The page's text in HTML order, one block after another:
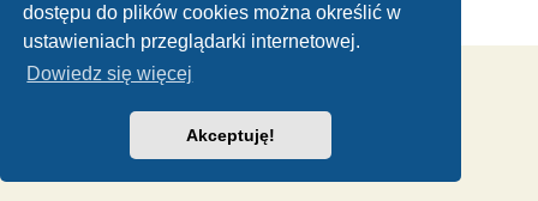
dostępu do plików cookies można określić w
ustawieniach przeglądarki internetowej.
Dowiedz się więcej
Akceptuję!
Zasady ochrony danych osobowych|Regulamin